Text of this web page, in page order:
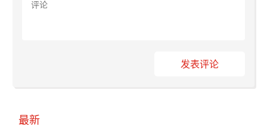
发表评论
最新